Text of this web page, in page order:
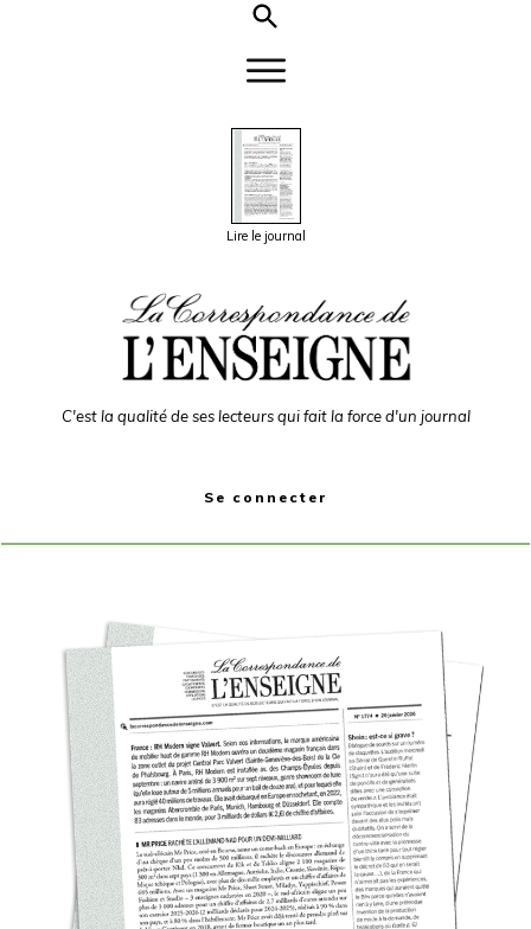
Lire le journal
C'est la qualité de ses lecteurs qui fait la force d'un journal
Se connecter